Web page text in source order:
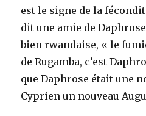
est le signe de la
dit une amie de
bien rwandaise, « le
de Rugamba, c’est
que Daphrose était une
Cyprien un nouveau